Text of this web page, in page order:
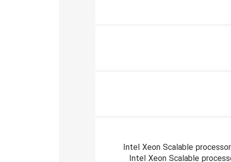
Intel Xeon Scalable
Intel Xeon Scalable